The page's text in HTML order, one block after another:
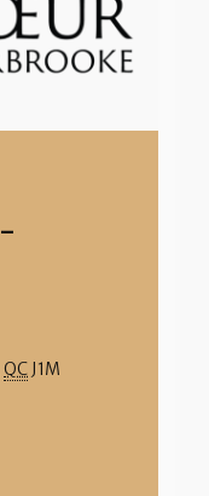
-
QC J1M